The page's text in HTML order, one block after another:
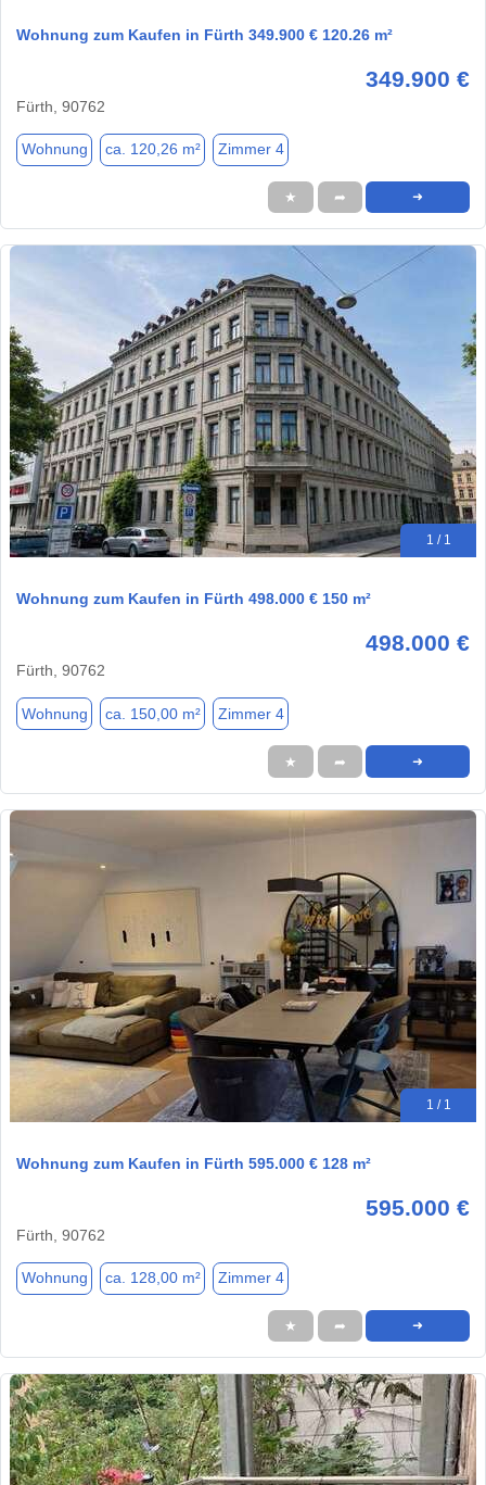
Wohnung zum Kaufen in Fürth 349.900 € 120.26 m²
349.900 €
Fürth, 90762
Wohnung ca. 120,26 m² Zimmer 4
★ ➦ ➜
1 / 1
Wohnung zum Kaufen in Fürth 498.000 € 150 m²
498.000 €
Fürth, 90762
Wohnung ca. 150,00 m² Zimmer 4
★ ➦ ➜
1 / 1
Wohnung zum Kaufen in Fürth 595.000 € 128 m²
595.000 €
Fürth, 90762
Wohnung ca. 128,00 m² Zimmer 4
★ ➦ ➜